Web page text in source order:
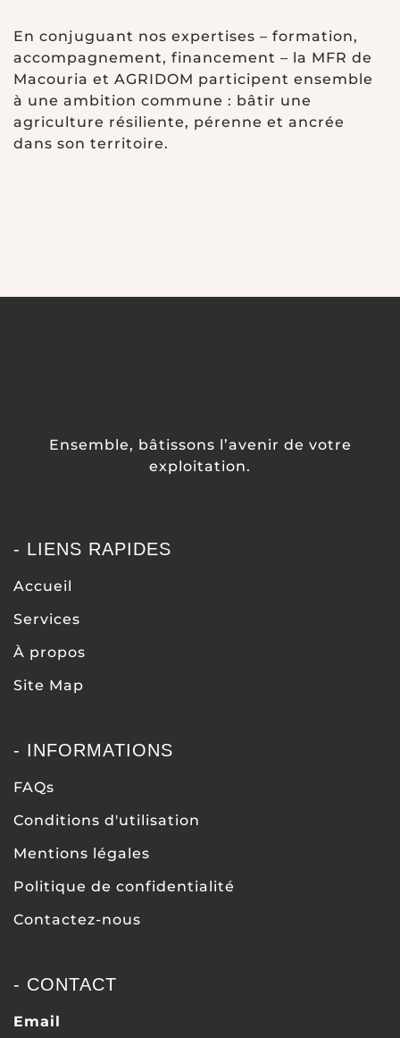
En conjuguant nos expertises – formation,
accompagnement, financement – la MFR de
Macouria et AGRIDOM participent ensemble
à une ambition commune : bâtir une
agriculture résiliente, pérenne et ancrée
dans son territoire.
Ensemble, bâtissons l’avenir de votre
exploitation.
- LIENS RAPIDES
Accueil
Services
À propos
Site Map
- INFORMATIONS
FAQs
Conditions d'utilisation
Mentions légales
Politique de confidentialité
Contactez-nous
- CONTACT
Email